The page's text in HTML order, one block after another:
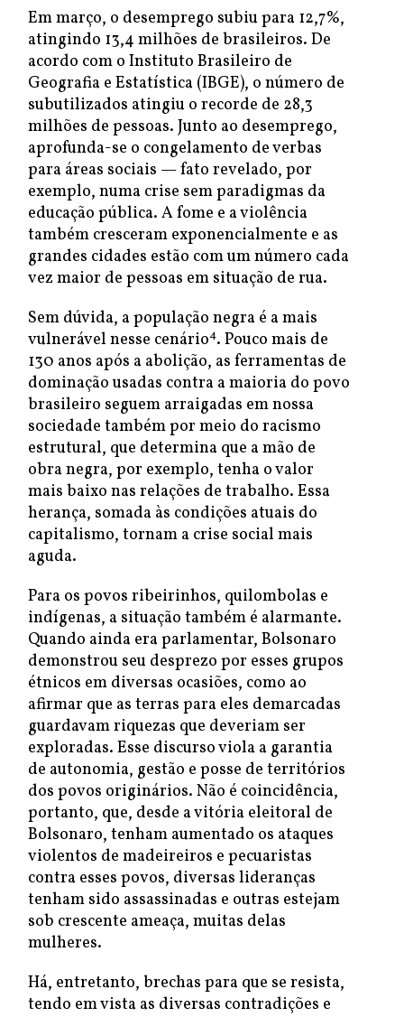
Em março, o desemprego subiu para 12,7%,
atingindo 13,4 milhões de brasileiros. De
acordo com o Instituto Brasileiro de
Geografia e Estatística (IBGE), o número de
subutilizados atingiu o recorde de 28,3
milhões de pessoas. Junto ao desemprego,
aprofunda-se o congelamento de verbas
para áreas sociais — fato revelado, por
exemplo, numa crise sem paradigmas da
educação pública. A fome e a violência
também cresceram exponencialmente e as
grandes cidades estão com um número cada
vez maior de pessoas em situação de rua.
Sem dúvida, a população negra é a mais
vulnerável nesse cenário4. Pouco mais de
130 anos após a abolição, as ferramentas de
dominação usadas contra a maioria do povo
brasileiro seguem arraigadas em nossa
sociedade também por meio do racismo
estrutural, que determina que a mão de
obra negra, por exemplo, tenha o valor
mais baixo nas relações de trabalho. Essa
herança, somada às condições atuais do
capitalismo, tornam a crise social mais
aguda.
Para os povos ribeirinhos, quilombolas e
indígenas, a situação também é alarmante.
Quando ainda era parlamentar, Bolsonaro
demonstrou seu desprezo por esses grupos
étnicos em diversas ocasiões, como ao
afirmar que as terras para eles demarcadas
guardavam riquezas que deveriam ser
exploradas. Esse discurso viola a garantia
de autonomia, gestão e posse de territórios
dos povos originários. Não é coincidência,
portanto, que, desde a vitória eleitoral de
Bolsonaro, tenham aumentado os ataques
violentos de madeireiros e pecuaristas
contra esses povos, diversas lideranças
tenham sido assassinadas e outras estejam
sob crescente ameaça, muitas delas
mulheres.
Há, entretanto, brechas para que se resista,
tendo em vista as diversas contradições e